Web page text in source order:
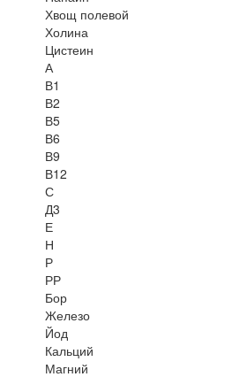
Хвощ полевой
Холина
Цистеин
А
В1
В2
В5
В6
В9
В12
С
Д3
Е
Н
Р
РР
Бор
Железо
Йод
Кальций
Магний